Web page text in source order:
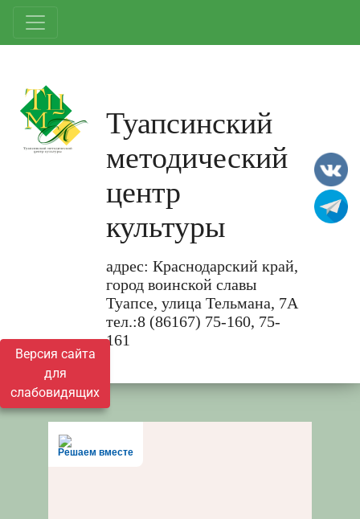
Версия сайта
для
слабовидящих
Туапсинский
методический
центр
культуры
адрес: Краснодарский край,
город воинской славы
Туапсе, улица Тельмана, 7А
тел.:8 (86167) 75-160, 75-
161
Решаем вместе